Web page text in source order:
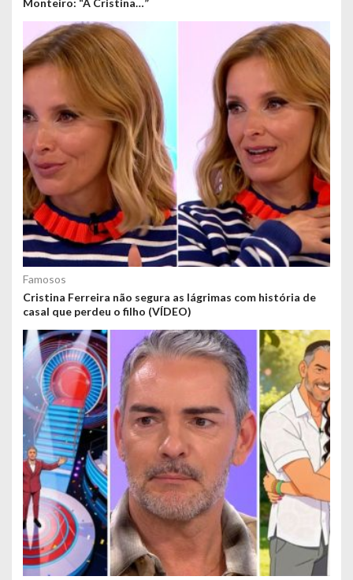
Monteiro: “A Cristina…”
Famosos
Cristina Ferreira não segura as lágrimas com história de
casal que perdeu o filho (VÍDEO)